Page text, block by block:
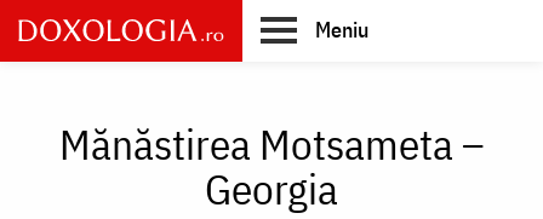
Skip
to
main
Meniu
Mănăstirea Motsameta –
Georgia